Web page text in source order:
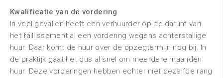
Kwalificatie van de vordering
In veel gevallen heeft een verhuurder op de datum van
het faillissement al een vordering wegens achterstallige
huur. Daar komt de huur over de opzegtermijn nog bij. In
de praktijk gaat het dus al snel om meerdere maanden
huur. Deze vorderingen hebben echter niet dezelfde rang